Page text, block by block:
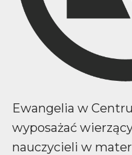
Ewangelia w
wyposażać
nauczycieli w